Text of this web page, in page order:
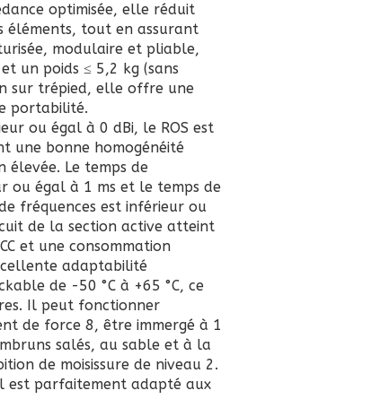
optimisée, elle réduit
éléments, tout en assurant
modulaire et pliable,
un poids ≤ 5,2 kg (sans
sur trépied, elle offre une
portabilité.
ou égal à 0 dBi, le ROS est
une bonne homogénéité
élevée. Le temps de
ou égal à 1 ms et le temps de
fréquences est inférieur ou
de la section active atteint
et une consommation
adaptabilité
de -50 °C à +65 °C, ce
Il peut fonctionner
de force 8, être immergé à 1
salés, au sable et à la
de moisissure de niveau 2.
parfaitement adapté aux